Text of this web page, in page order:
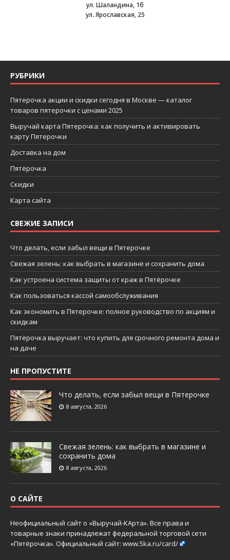
ул. Шаландина, 1б
ул. Ярославская, 25
РУБРИКИ
Пятерочка акции и скидки сегодня в Москве — каталог
товаров пятерочки с ценами 2025
Выручай карта Пятерочка: как получить и активировать
карту Пятерочки
Доставка на дом
Пятёрочка
Скидки
Карта сайта
СВЕЖИЕ ЗАПИСИ
Что делать, если забыл вещи в Пятерочке
Свежая зелень: как выбрать в магазине и сохранить дома
Как устроена система защиты от краж в Пятёрочке
Как пользоваться кассой самообслуживания
Как экономить в Пятерочке: полное руководство по акциям и
скидкам
Пятёрочка выручает: что купить для срочного ремонта дома и
на даче
НЕ ПРОПУСТИТЕ
Что делать, если забыл вещи в Пятерочке
8 августа, 2026
Свежая зелень: как выбрать в магазине и
сохранить дома
8 августа, 2026
О САЙТЕ
Неофициальный сайт о «Выручай-КАрта». Все права и
товарные знаки принадлежат федеральной торговой сети
«Пятёрочка». Официальный сайт: www.5ka.ru/card/